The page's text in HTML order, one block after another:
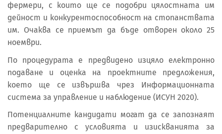
фермери, с които ще се подобри цялостната им
дейност и конкурентоспособност на стопанствата
им. Очаква се приемът да бъде отворен около 25
ноември.
По процедурата е предвидено изцяло електронно
подаване и оценка на проектните предложения,
което ще се извършва чрез Информационната
система за управление и наблюдение (ИСУН 2020).
Потенциалните кандидати могат да се запознаят
предварително с условията и изискванията за